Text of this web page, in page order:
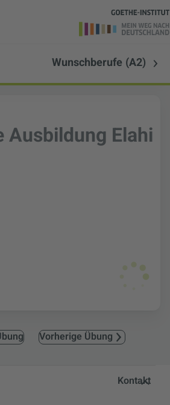
Wunschberufe (A2)
Ausbildung Elahi
Vorherige Übung
und Informationsbereich
Kontakt